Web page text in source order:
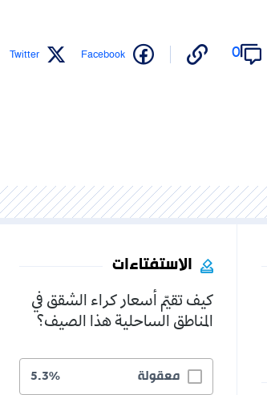
0
Facebook
Twitter
الاستفتاءات
كيف تقيّم أسعار كراء الشقق في
المناطق الساحلية هذا الصيف؟
معقولة 5.3%